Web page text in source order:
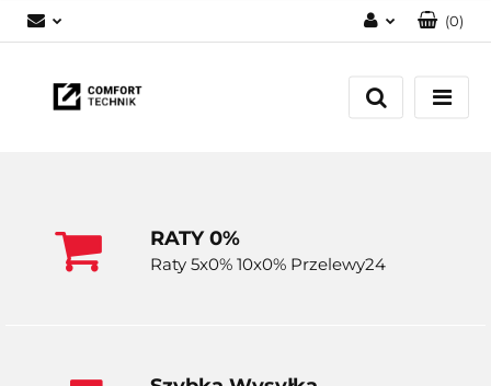
Zaloguj się
Zarejestruj się
(0)
RATY 0%
Raty 5x0% 10x0% Przelewy24